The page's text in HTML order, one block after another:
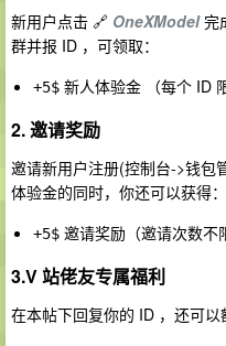
新用户点击 🔗 OneXModel完
群并报 ID ，可领取：
+5$ 新人体验金 （每个 ID
2. 邀请奖励
邀请新用户注册(控制台->钱包
体验金的同时，你还可以获得：
+5$ 邀请奖励（邀请次数不
3.V 站佬友专属福利
在本帖下回复你的 ID ，还可以